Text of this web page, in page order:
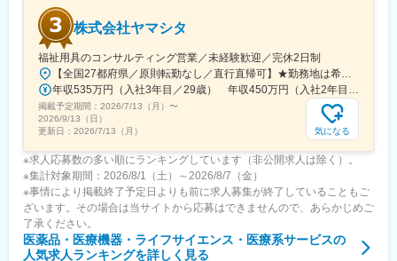
株式会社ヤマシタ
福祉用具のコンサルティング営業／未経験歓迎／完休2日制
【全国27都府県／原則転勤なし／直行直帰可】★勤務地は希望を考慮★拠点により車通勤OK※充足状況により、ご希望の勤務地での募集が終了している場合があります。※転居を伴う転勤の有無は、半年ごとに希望を伺い、選択いただけます。■東北■・宮城県（仙台市）■関東■・東京都（東京23区など）・神奈川県（横浜市など）・埼玉県（さいたま市など）・千葉県（千葉市など）・茨城県（水戸市）・栃木県（宇都宮市／足利市）・群馬県（前橋市）■東海■・愛知県（名古屋市／豊田市／豊橋市／小牧市）・静岡県（静岡市／浜松市／沼津市／焼津市／富士市）・岐阜県（岐阜市）・三重県（四日市市）■信越・北陸■・長野県（長野市）・山梨県（甲府市）・石川県（金沢市）・富山県（富山市）・福井県（福井市）■関西■・大阪府・兵庫県（神戸市／尼崎市／姫路市）・京都府（京都市）・奈良県（奈良市／天理市）・滋賀県（大津市／彦根市）・和歌山県（和歌山市／田辺市）■中国■・広島県（広島市）・岡山県（岡山市）■四国■・香川県（高松市）■九州■・福岡県（福岡市）
年収535万円（入社3年目／29歳） 年収450万円（入社2年目／26歳）
掲載予定期間： 2026/7/13（月） 〜
2026/9/13（日）
更新日： 2026/7/13（月） 気になる
※求人応募数の多い順にランキングしています（非公開求人は除く）。
※集計対象期間：2026/8/1（土）～2026/8/7（金）
※事情により掲載終了予定日よりも前に求人募集が終了していることもご
ざいます。その場合は当サイトから応募はできませんので、あらかじめご
了承ください。
医薬品・医療機器・ライフサイエンス・医療系サービスの
人気求人ランキングを詳しく見る